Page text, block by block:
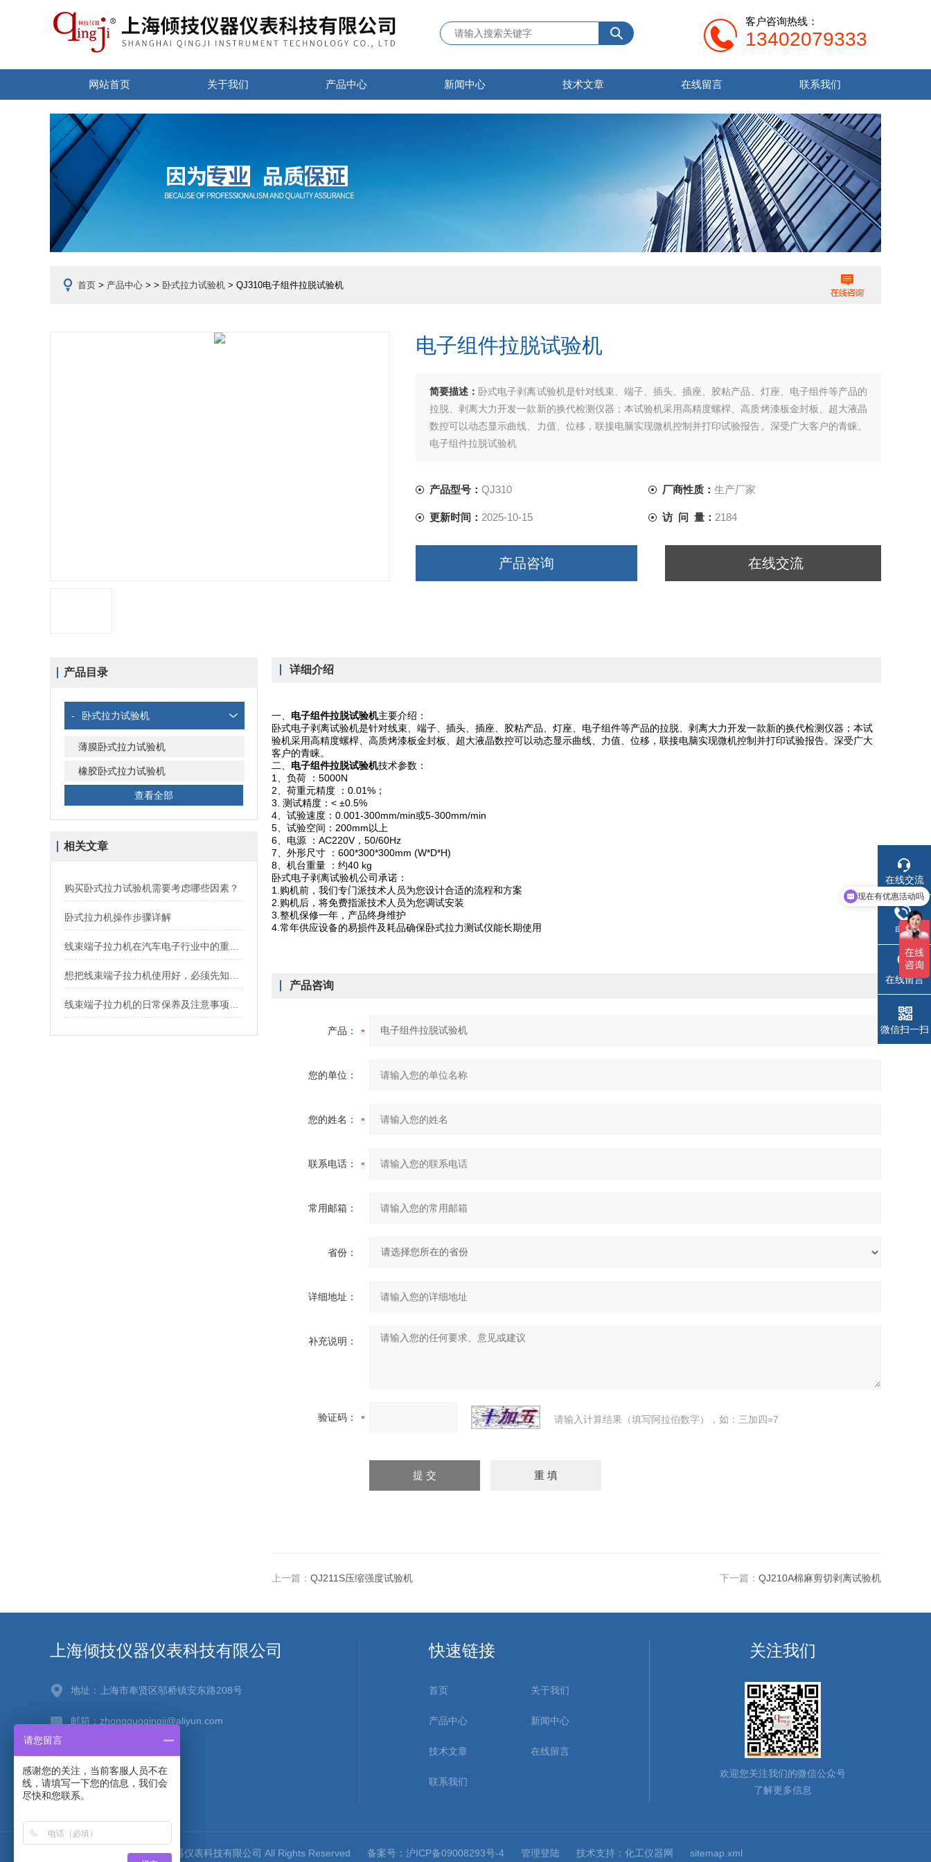
客户咨询热线：
13402079333
网站首页 关于我们 产品中心 新闻中心 技术文章 在线留言 联系我们
首页 > 产品中心 > > 卧式拉力试验机 > QJ310电子组件拉脱试验机
电子组件拉脱试验机
简要描述： 卧式电子剥离试验机是针对线束、端子、插头、插座、胶粘产品、灯座、电子组件等产品的
拉脱、剥离大力开发一款新的换代检测仪器；本试验机采用高精度螺桿、高质烤漆板金封板、超大液晶
数控可以动态显示曲线、力值、位移，联接电脑实现微机控制并打印试验报告。深受广大客户的青睐。
电子组件拉脱试验机
产品型号： QJ310 厂商性质： 生产厂家
更新时间： 2025-10-15 访 问 量： 2184
产品咨询 在线交流
产品目录
- 卧式拉力试验机
薄膜卧式拉力试验机
橡胶卧式拉力试验机
查看全部
相关文章
购买卧式拉力试验机需要考虑哪些因素？
卧式拉力机操作步骤详解
详细介绍
一、 电子组件拉脱试验机主要介绍：
卧式电子剥离试验机是针对线束、端子、插头、插座、胶粘产品、灯座、电子组件等产品的拉脱、剥离大力开发一款新的换代检测仪器；本试
验机采用高精度螺桿、高质烤漆板金封板、超大液晶数控可以动态显示曲线、力值、位移，联接电脑实现微机控制并打印试验报告。深受广大
客户的青睐。
二、 电子组件拉脱试验机技术参数：
1、负荷 ：5000N
2、荷重元精度 ：0.01%；
3. 测试精度：< ±0.5%
4、试验速度：0.001-300mm/min或5-300mm/min
5、试验空间：200mm以上
6、电源 ：AC220V，50/60Hz
7、外形尺寸 ：600*300*300mm (W*D*H)
8、机台重量 ：约40 kg
卧式电子剥离试验机公司承诺：
1.购机前，我们专门派技术人员为您设计合适的流程和方案
2.购机后，将免费指派技术人员为您调试安装
3.整机保修一年，产品终身维护
4.常年供应设备的易损件及耗品确保卧式拉力测试仪能长期使用
产品咨询
产品：
您的单位：
您的姓名：
联系电话：
常用邮箱：
省份：
详细地址：
补充说明：
验证码： 请输入计算结果（填写阿拉伯数字），如：三加四=7
上一篇： QJ211S压缩强度试验机 下一篇： QJ210A棉麻剪切剥离试验机
上海倾技仪器仪表科技有限公司
地址：上海市奉贤区邬桥镇安东路208号
邮箱：zhongguoqingji@aliyun.com
快速链接
首页 关于我们
产品中心 新闻中心
技术文章 在线留言
联系我们
关注我们
欢迎您关注我们的微信公众号
了解更多信息
版权所有 © 2026 上海倾技仪器仪表科技有限公司 All Rights Reserved 备案号：沪ICP备09008293号-4 管理登陆 技术支持： 化工仪器网 sitemap.xml
在线交流
电话
在线留言
微信扫一扫
现在有优惠活动吗
请您留言
感谢您的关注，当前客服人员不在
线，请填写一下您的信息，我们会
尽快和您联系。